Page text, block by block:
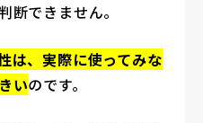
断できません。
は、実際に使ってみな
いのです。